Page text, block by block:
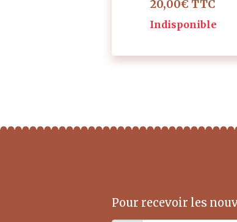
20,00€ TTC
Indisponible
Pour recevoir les